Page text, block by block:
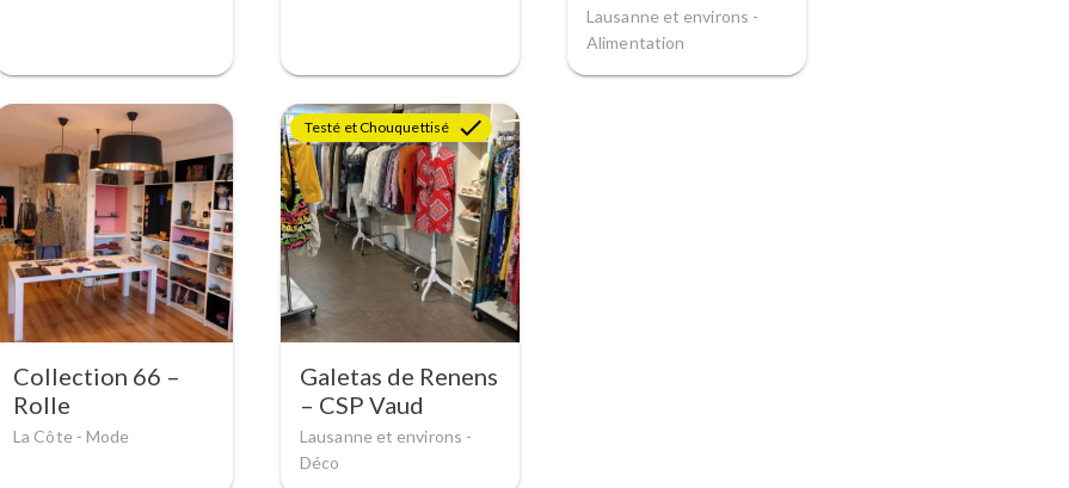
Lausanne et environs -
Alimentation
Collection 66 –
Rolle
La Côte - Mode
Testé et Chouquettisé
Galetas de Renens
– CSP Vaud
Lausanne et environs -
Déco